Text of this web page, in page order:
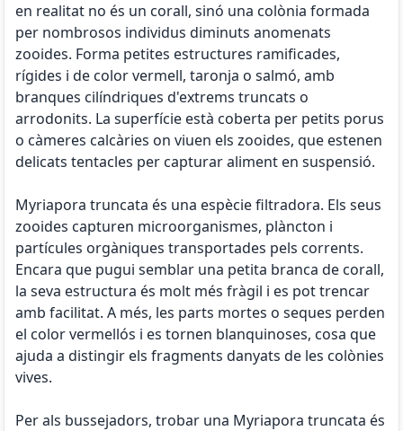
en realitat no és un corall, sinó una colònia formada
per nombrosos individus diminuts anomenats
zooides. Forma petites estructures ramificades,
rígides i de color vermell, taronja o salmó, amb
branques cilíndriques d'extrems truncats o
arrodonits. La superfície està coberta per petits porus
o càmeres calcàries on viuen els zooides, que estenen
delicats tentacles per capturar aliment en suspensió.
Myriapora truncata és una espècie filtradora. Els seus
zooides capturen microorganismes, plàncton i
partícules orgàniques transportades pels corrents.
Encara que pugui semblar una petita branca de corall,
la seva estructura és molt més fràgil i es pot trencar
amb facilitat. A més, les parts mortes o seques perden
el color vermellós i es tornen blanquinoses, cosa que
ajuda a distingir els fragments danyats de les colònies
vives.
Per als bussejadors, trobar una Myriapora truncata és